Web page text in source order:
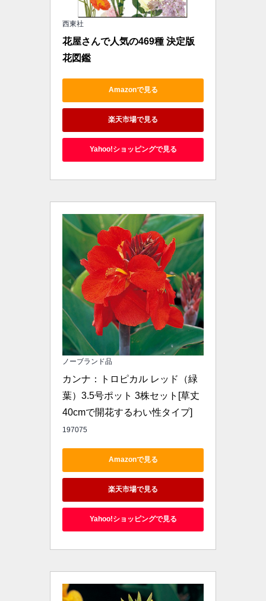
西東社
花屋さんで人気の469種 決定版
花図鑑
Amazonで見る
楽天市場で見る
Yahoo!ショッピングで見る
ノーブランド品
カンナ：トロピカル レッド（緑
葉）3.5号ポット 3株セット[草丈
40cmで開花するわい性タイプ]
197075
Amazonで見る
楽天市場で見る
Yahoo!ショッピングで見る